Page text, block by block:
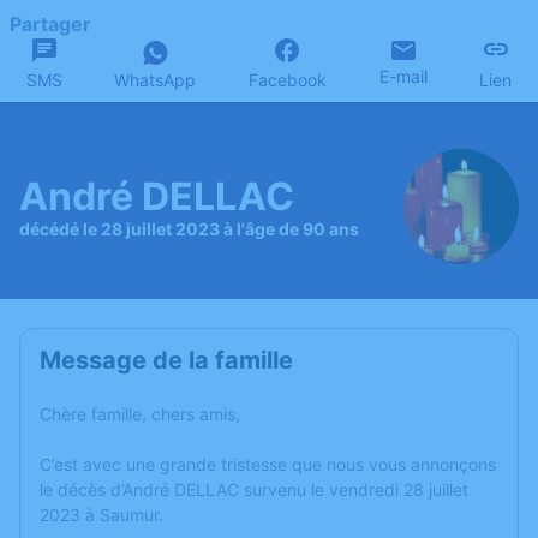
Partager
SMS WhatsApp Facebook E-mail Lien
André DELLAC
décédé le 28 juillet 2023 à l'âge de 90 ans
Message de la famille
Chère famille, chers amis,
C’est avec une grande tristesse que nous vous annonçons
le décès d’André DELLAC survenu le vendredi 28 juillet
2023 à Saumur.